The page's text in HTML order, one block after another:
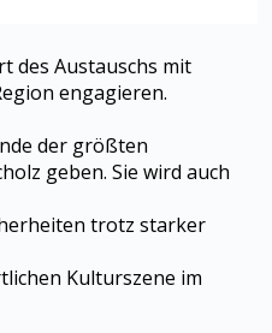
des Austauschs mit
engagieren.
der größten
geben. Sie wird auch
trotz starker
Kulturszene im